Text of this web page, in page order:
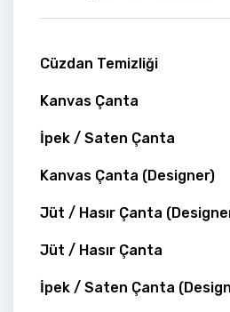
Cüzdan Temizliği
Kanvas Çanta
İpek / Saten Çanta
Kanvas Çanta (Designer)
Jüt / Hasır Çanta
Jüt / Hasır Çanta
İpek / Saten Çanta